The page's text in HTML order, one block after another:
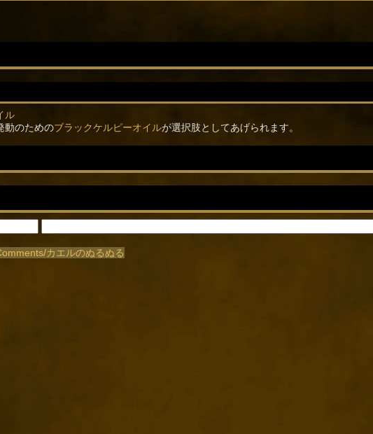
ル
動のためのブラックケルピーオイルが選択肢としてあげられます。
カエルのぬるぬる